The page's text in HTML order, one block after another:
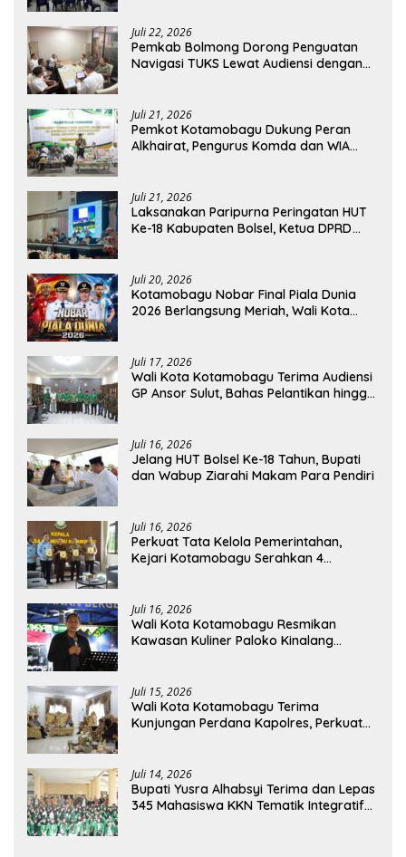
Juli 22, 2026
Pemkab Bolmong Dorong Penguatan
Navigasi TUKS Lewat Audiensi dengan
Juli 21, 2026
Pemkot Kotamobagu Dukung Peran
Alkhairat, Pengurus Komda dan WIA
Juli 21, 2026
Laksanakan Paripurna Peringatan HUT
Ke-18 Kabupaten Bolsel, Ketua DPRD
Juli 20, 2026
Kotamobagu Nobar Final Piala Dunia
2026 Berlangsung Meriah, Wali Kota
Juli 17, 2026
Wali Kota Kotamobagu Terima Audiensi
GP Ansor Sulut, Bahas Pelantikan hingga
Juli 16, 2026
Jelang HUT Bolsel Ke-18 Tahun, Bupati
dan Wabup Ziarahi Makam Para Pendiri
Juli 16, 2026
Perkuat Tata Kelola Pemerintahan,
Kejari Kotamobagu Serahkan 4
Juli 16, 2026
Wali Kota Kotamobagu Resmikan
Kawasan Kuliner Paloko Kinalang
Juli 15, 2026
Wali Kota Kotamobagu Terima
Kunjungan Perdana Kapolres, Perkuat
Juli 14, 2026
Bupati Yusra Alhabsyi Terima dan Lepas
345 Mahasiswa KKN Tematik Integratif